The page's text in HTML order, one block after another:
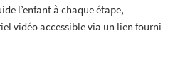
l’enfant à chaque étape,
vidéo accessible via un lien fourni